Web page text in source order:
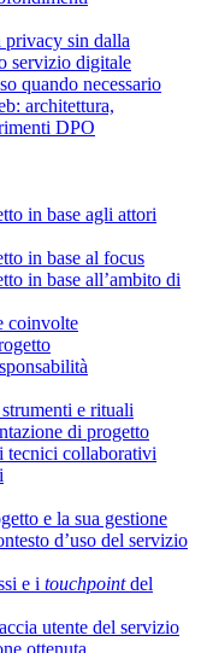
privacy sin dalla
servizio digitale
quando necessario
architettura,
DPO
in base agli attori
in base al focus
in base all’ambito di
coinvolte
e rituali
di progetto
tecnici collaborativi
e la sua gestione
d’uso del servizio
e i touchpointdel
utente del servizio
ottenuta